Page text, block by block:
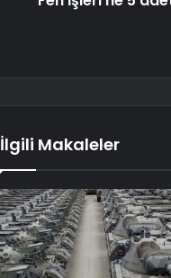
İlgili Makaleler